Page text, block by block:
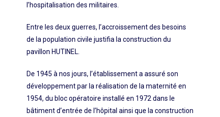
l’hospitalisation des militaires.
Entre les deux guerres, l’accroissement des besoins
de la population civile justifia la construction du
pavillon HUTINEL.
De 1945 à nos jours, l’établissement a assuré son
développement par la réalisation de la maternité en
1954, du bloc opératoire installé en 1972 dans le
bâtiment d’entrée de l’hôpital ainsi que la construction